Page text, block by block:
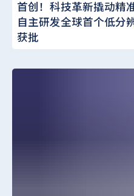
首创！科技革新撬动精
自主研发全球首个低分
获批